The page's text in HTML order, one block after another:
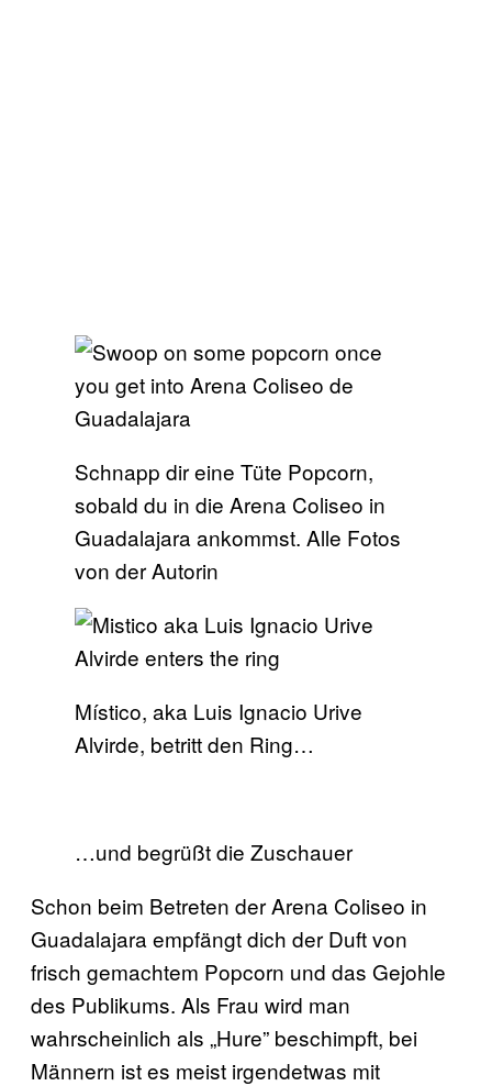
Schnapp dir eine Tüte Popcorn,
sobald du in die Arena Coliseo in
Guadalajara ankommst. Alle Fotos
von der Autorin
Místico, aka Luis Ignacio Urive
Alvirde, betritt den Ring…
…und begrüßt die Zuschauer
Schon beim Betreten der Arena Coliseo in
Guadalajara empfängt dich der Duft von
frisch gemachtem Popcorn und das Gejohle
des Publikums. Als Frau wird man
wahrscheinlich als „Hure” beschimpft, bei
Männern ist es meist irgendetwas mit